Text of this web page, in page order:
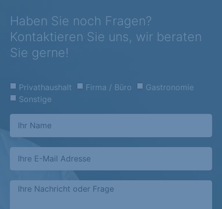
Haben Sie noch Fragen?
Kontaktieren Sie uns, wir beraten
Sie gerne!
Privathaushalt Firma / Büro
Gastronomie
Sonstige